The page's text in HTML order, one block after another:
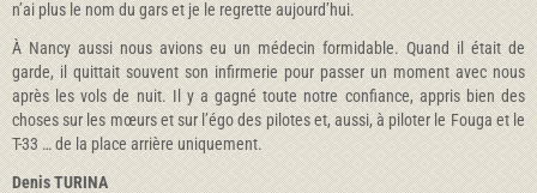
n’ai plus le nom du gars et je le regrette aujourd’hui.
À Nancy aussi nous avions eu un médecin formidable. Quand il était de
garde, il quittait souvent son infirmerie pour passer un moment avec nous
après les vols de nuit. Il y a gagné toute notre confiance, appris bien des
choses sur les mœurs et sur l’égo des pilotes et, aussi, à piloter le Fouga et le
T-33 … de la place arrière uniquement.
Denis TURINA